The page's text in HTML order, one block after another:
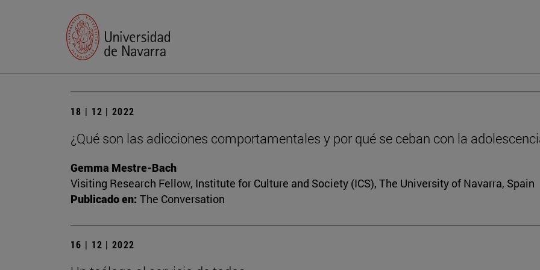
18 | 12 | 2022
¿Qué son las adicciones comportamentales y por qué se ceban con la
Gemma Mestre-Bach
Visiting Research Fellow, Institute for Culture and Society (ICS), The University of Navarra, Spain
Publicado en: The Conversation
16 | 12 | 2022